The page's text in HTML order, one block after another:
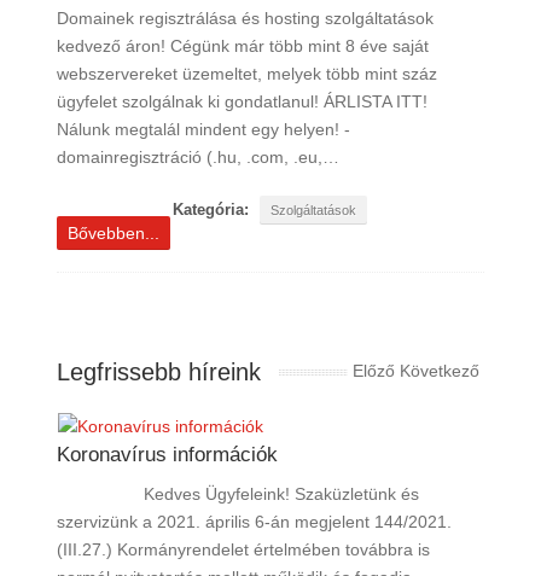
Domainek regisztrálása és hosting szolgáltatások
kedvező áron! Cégünk már több mint 8 éve saját
webszervereket üzemeltet, melyek több mint száz
ügyfelet szolgálnak ki gondatlanul! ÁRLISTA ITT!
Nálunk megtalál mindent egy helyen! -
domainregisztráció (.hu, .com, .eu,…
Kategória: Szolgáltatások
Bővebben...
Legfrissebb híreink Előző Következő
Koronavírus információk
Kedves Ügyfeleink! Szaküzletünk és
szervizünk a 2021. április 6-án megjelent 144/2021.
(III.27.) Kormányrendelet értelmében továbbra is